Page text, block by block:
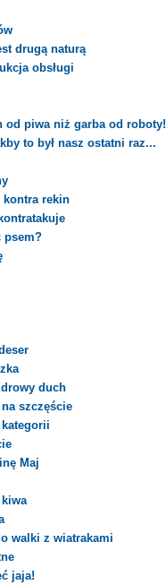
drugą naturą
obsługi
od piwa niż garba od roboty!
to był nasz ostatni raz...
kontra rekin
psem?
duch
szczęście
Maj
kiwa
walki z wiatrakami
jaja!